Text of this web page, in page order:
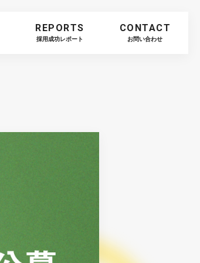
REPORTS
採用成功レポート
CONTACT
お問い合わせ